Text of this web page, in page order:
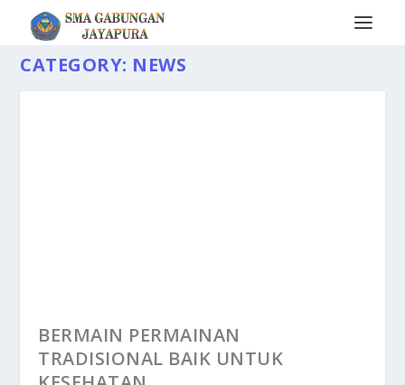
CATEGORY: NEWS
BERMAIN PERMAINAN
TRADISIONAL BAIK UNTUK